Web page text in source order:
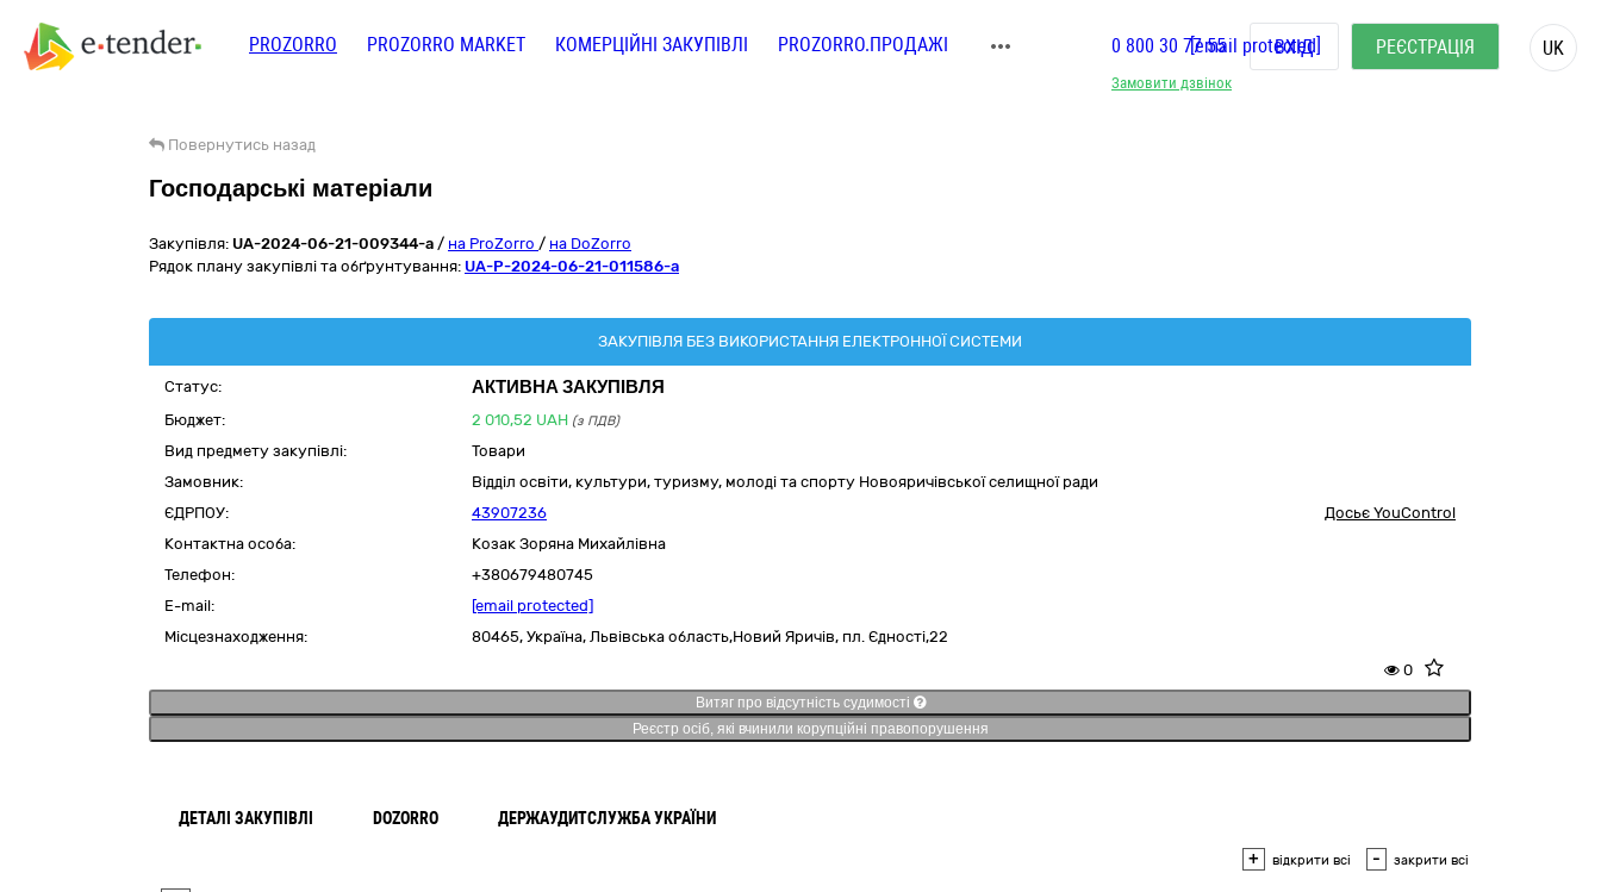
PROZORRO PROZORRO MARKET КОМЕРЦІЙНІ ЗАКУПІВЛІ PROZORRO.ПРОДАЖІ
Замовити дзвінок
0 800 30 77 55[email protected]
ВХІД РЕЄСТРАЦІЯ UK
Повернутись назад
Господарські матеріали
Закупівля: UA-2024-06-21-009344-a / на ProZorro / на DoZorro
Рядок плану закупівлі та обґрунтування: UA-P-2024-06-21-011586-a
ЗАКУПІВЛЯ БЕЗ ВИКОРИСТАННЯ ЕЛЕКТРОННОЇ СИСТЕМИ
Статус: АКТИВНА ЗАКУПІВЛЯ
Бюджет: 2 010,52 UAH (з ПДВ)
Вид предмету закупівлі:
Товари
Замовник:
Відділ освіти, культури, туризму, молоді та спорту Новояричівської селищної ради
ЄДРПОУ:
43907236
Досьє YouControl
Контактна особа:
Козак Зоряна Михайлівна
Телефон:
+380679480745
E-mail:
[email protected]
Місцезнаходження:
80465, Україна, Львівська область,Новий Яричів, пл. Єдності,22
0
Витяг про відсутність судимості
Реєстр осіб, які вчинили корупційні правопорушення
ДЕТАЛІ ЗАКУПІВЛІ DOZORRO ДЕРЖАУДИТСЛУЖБА УКРАЇНИ
+ відкрити всі - закрити всі